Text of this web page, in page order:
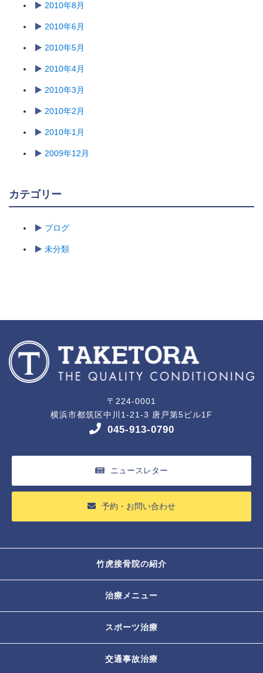
2010年8月
2010年6月
2010年5月
2010年4月
2010年3月
2010年2月
2010年1月
2009年12月
カテゴリー
ブログ
未分類
〒224-0001
横浜市都筑区中川1-21-3 唐戸第5ビル1F
045-913-0790
ニュースレター
予約・お問い合わせ
竹虎接骨院の紹介
治療メニュー
スポーツ治療
交通事故治療